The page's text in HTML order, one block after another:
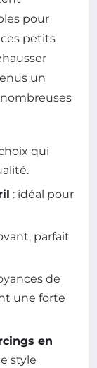
pour
petits
un
qui
: idéal pour
parfait
de
une forte
en
style